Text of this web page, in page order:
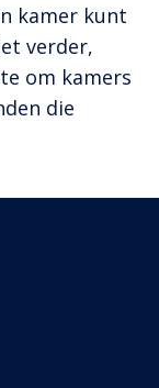
kamer kunt
verder,
om kamers
die